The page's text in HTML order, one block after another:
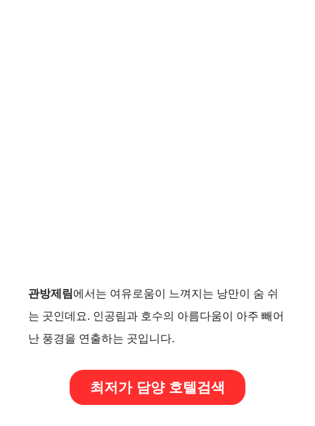
관방제림에서는 여유로움이 느껴지는 낭만이 숨 쉬
는 곳인데요. 인공림과 호수의 아름다움이 아주 빼어
난 풍경을 연출하는 곳입니다.
최저가 담양 호텔검색